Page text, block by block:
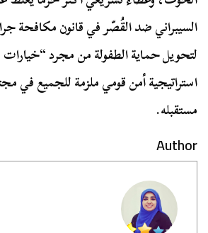
السيبراني ضد القُصّر في قانون مكافحة
لتحويل حماية الطفولة من مجرد “خيارات
استراتيجية أمن قومي ملزمة للجميع في
مستقبله.
Author